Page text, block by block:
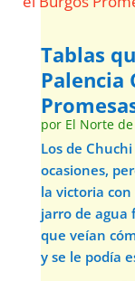
Tablas
Palencia
por El Norte
Los de
ocasiones,
la victoria
jarro de agua
que veían
y se le podía